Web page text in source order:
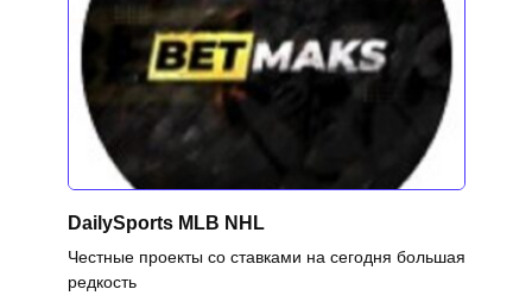
DailySports MLB NHL
Честные проекты со ставками на сегодня большая
редкость